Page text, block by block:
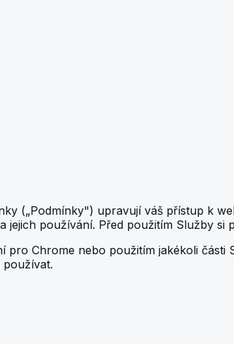
(„Podmínky") upravují váš přístup k
používání. Před použitím Služby si
Chrome nebo použitím jakékoli
používat.